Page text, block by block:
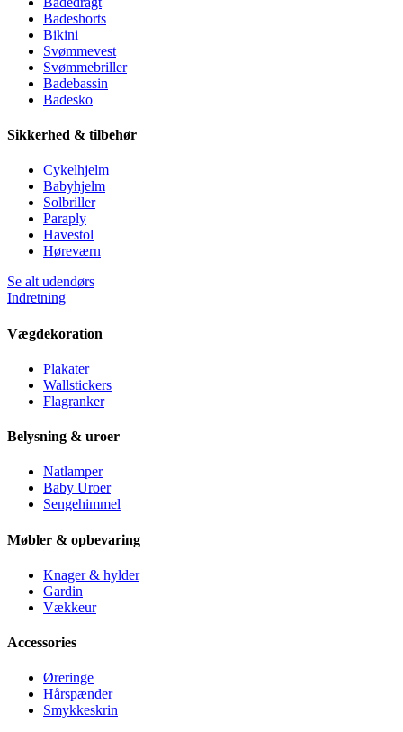
Badeshorts
Bikini
Svømmevest
Svømmebriller
Badebassin
Badesko
Sikkerhed & tilbehør
Cykelhjelm
Babyhjelm
Solbriller
Paraply
Havestol
Høreværn
Se alt udendørs
Indretning
Vægdekoration
Plakater
Wallstickers
Flagranker
Belysning & uroer
Natlamper
Baby Uroer
Sengehimmel
Møbler & opbevaring
Knager & hylder
Gardin
Vækkeur
Accessories
Øreringe
Hårspænder
Smykkeskrin